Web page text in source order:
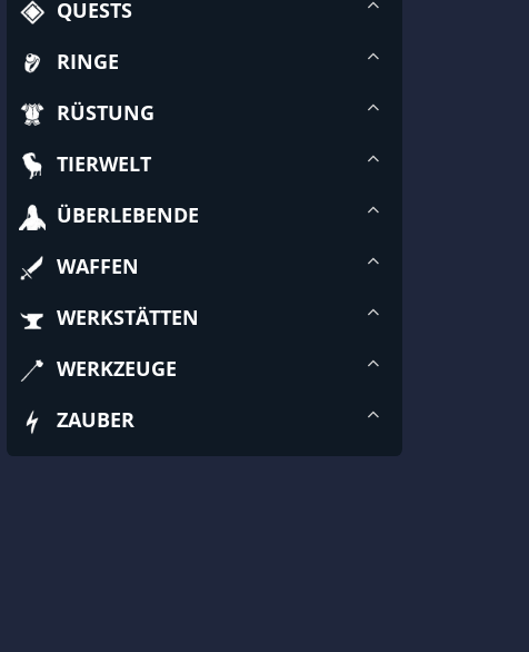
QUESTS
RINGE
RÜSTUNG
TIERWELT
ÜBERLEBENDE
WAFFEN
WERKSTÄTTEN
WERKZEUGE
ZAUBER